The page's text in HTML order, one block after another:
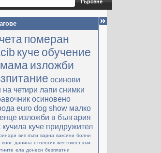
померан
куче обучение
изложби
осинови
на четири лапи снимки
осиновено
еuro dog show малко
изложби в българия
кучила куче придружител
вип пъпи варна ваксини болни
внос данина етология жестокост към
ела донеси безплатни